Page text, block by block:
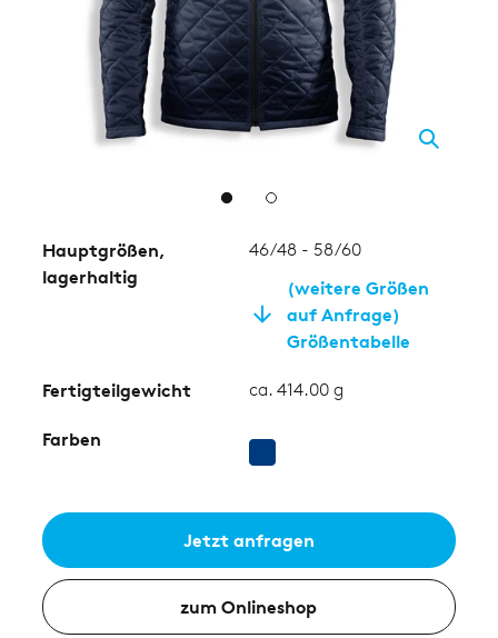
Hauptgrößen,
lagerhaltig
46/48 - 58/60
(weitere Größen
auf Anfrage)
Größentabelle
Fertigteilgewicht ca. 414.00 g
Farben
Jetzt anfragen
zum Onlineshop